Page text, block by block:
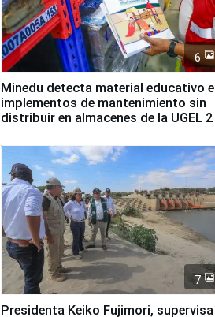
6
Minedu detecta material educativo e
implementos de mantenimiento sin
distribuir en almacenes de la UGEL 2
7
Presidenta Keiko Fujimori, supervisa